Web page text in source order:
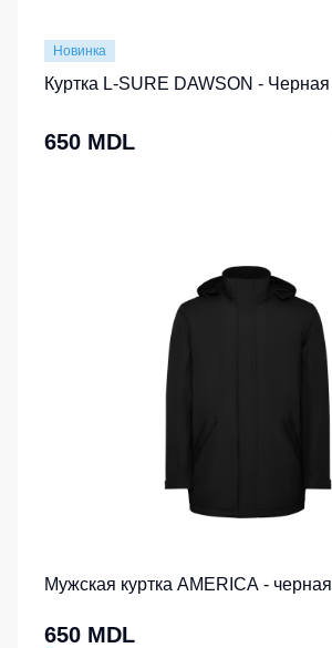
Новинка
Куртка L-SURE DAWSON - Черная
650 MDL
Мужская куртка AMERICA - черная
650 MDL